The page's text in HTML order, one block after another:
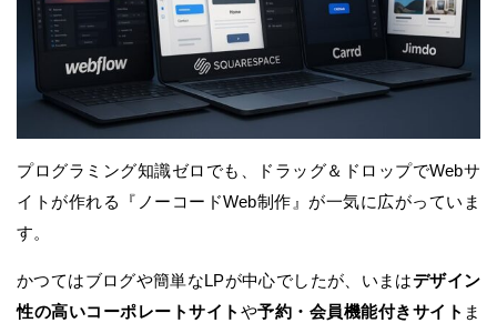
プログラミング知識ゼロでも、ドラッグ＆ドロップでWebサ
イトが作れる『ノーコードWeb制作』が一気に広がっていま
す。
かつてはブログや簡単なLPが中心でしたが、いまはデザイン
性の高いコーポレートサイト や予約・会員機能付きサイト ま